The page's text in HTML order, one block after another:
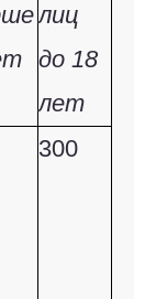
лиц
до 18
лет
300